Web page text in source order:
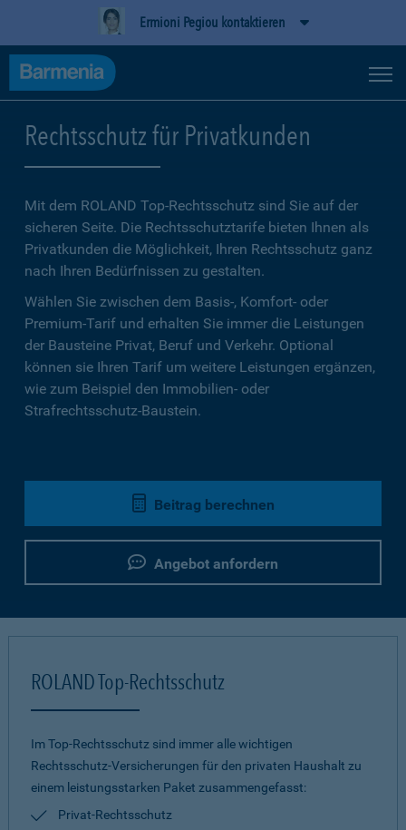
Ermioni Pegiou kontaktieren
Rechtsschutz für Privatkunden
Mit dem ROLAND Top-Rechtsschutz sind Sie auf der
sicheren Seite. Die Rechtsschutztarife bieten Ihnen als
Privatkunden die Möglichkeit, Ihren Rechtsschutz ganz
nach Ihren Bedürfnissen zu gestalten.
Wählen Sie zwischen dem Basis-, Komfort- oder
Premium-Tarif und erhalten Sie immer die Leistungen
der Bausteine Privat, Beruf und Verkehr. Optional
können sie Ihren Tarif um weitere Leistungen ergänzen,
wie zum Beispiel den Immobilien- oder
Strafrechtsschutz-Baustein.
Beitrag berechnen
Angebot anfordern
ROLAND Top-Rechtsschutz
Im Top-Rechtsschutz sind immer alle wichtigen
Rechtsschutz-Versicherungen für den privaten Haushalt zu
einem leistungsstarken Paket zusammengefasst:
Privat-Rechtsschutz